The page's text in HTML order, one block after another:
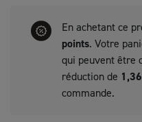
En achetant ce
points. Votre
qui peuvent être
réduction de
commande.